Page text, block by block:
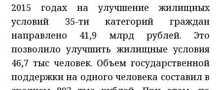
2015 годах на улучшение жилищных
условий 35-ти категорий граждан
направлено 41,9 млрд рублей. Это
позволило улучшить жилищные условия
46,7 тыс человек. Объем государственной
поддержки на одного человека составил в